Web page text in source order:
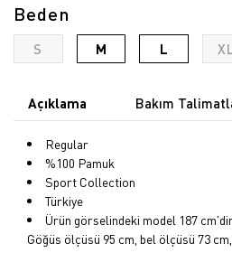
Beden
S M L
Açıklama Bakım
Regular
%100 Pamuk
Sport Collection
Türkiye
Ürün görselindeki model 187
Göğüs ölçüsü 95 cm, bel ölçüsü 73